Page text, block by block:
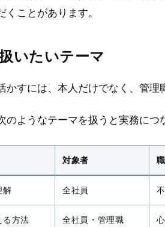
くことがあります。
いたいテーマ
かすには、本人だけでなく、管
のようなテーマを扱うと実務につ
対象者
解 全社員
る方法 全社員・管理職